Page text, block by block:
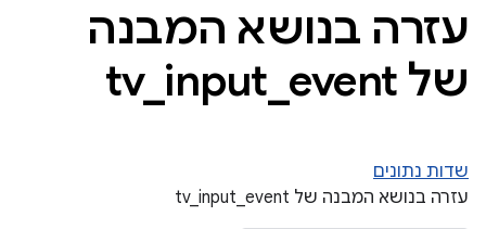
עזרה בנושא המבנה
של tv
_ input event
שדות נתונים
עזרה בנושא המבנה של tv_input_event